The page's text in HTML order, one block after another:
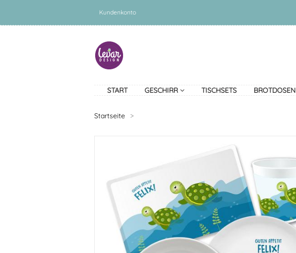
Kundenkonto
START GESCHIRR TISCHSETS BROTDOSEN
Startseite >